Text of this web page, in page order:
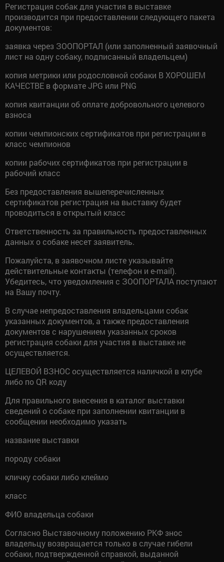
Регистрация собак для участия в выставке
производится при предоставлении следующего пакета
документов:
заявка через ЗООПОРТАЛ (или заполненный заявочный
лист на одну собаку, подписанный владельцем)
копия метрики или родословной собаки В ХОРОШЕМ
КАЧЕСТВЕ в формате JPG или PNG
копия квитанции об оплате добровольного целевого
взноса
копии чемпионских сертификатов при регистрации в
класс чемпионов
копии рабочих сертификатов при регистрации в
рабочий класс
Без предоставления вышеперечисленных
сертификатов регистрация на выставку будет
проводиться в открытый класс
Ответственность за правильность предоставленных
данных о собаке несет заявитель.
Пожалуйста, в заявочном листе указывайте
действительные контакты (телефон и e-mail).
Убедитесь, что уведомления с ЗООПОРТАЛА поступают
на Вашу почту.
В случае непредоставления владельцами собак
указанных документов, а также предоставления
документов с нарушением указанных сроков
регистрация собаки для участия в выставке не
осуществляется.
ЦЕЛЕВОЙ ВЗНОС осуществляется наличкой в клубе
либо по QR коду
Для правильного внесения в каталог выставки
сведений о собаке при заполнении квитанции в
сообщении необходимо указать
название выставки
породу собаки
кличку собаки либо клеймо
класс
ФИО владельца собаки
Согласно Выставочному положению РКФ знос
владельцу возвращается только в случае гибели
собаки, подтвержденной справкой, выданной